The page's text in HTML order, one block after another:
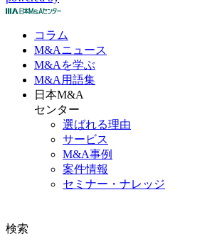
コラム
M&Aニュース
M&Aを学ぶ
M&A 用語集
日本M&A
センター
選ばれる理由
サービス
M&A事例
案件情報
セミナー・ナレッジ
検索